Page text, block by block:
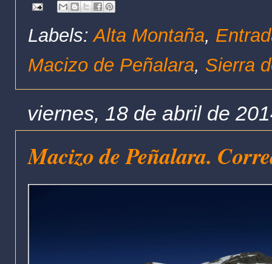
Labels:Alta Montaña,
Macizo de Peñalara, Sierra
viernes, 18 de abril de
Macizo de Peñalara.